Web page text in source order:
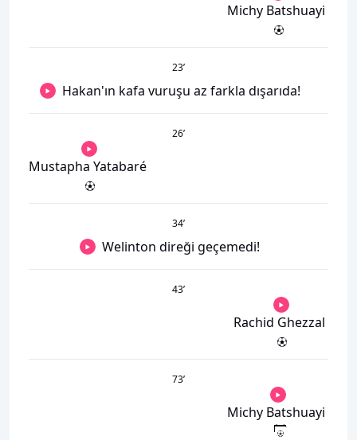
Michy Batshuayi
23’
Hakan'ın kafa vuruşu az farkla dışarıda!
26’
Mustapha Yatabaré
34’
Welinton direği geçemedi!
43’
Rachid Ghezzal
73’
Michy Batshuayi